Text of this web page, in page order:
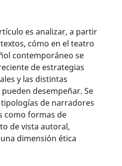
es analizar, a partir
cómo en el teatro
contemporáneo se
de estrategias
y las distintas
desempeñar. Se
de narradores
como formas de
de vista autoral,
dimensión ética